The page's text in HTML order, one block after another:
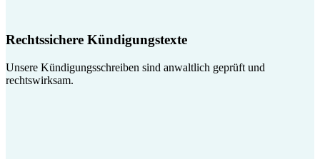
Rechtssichere Kündigungstexte
Unsere Kündigungsschreiben sind anwaltlich geprüft und
rechtswirksam.